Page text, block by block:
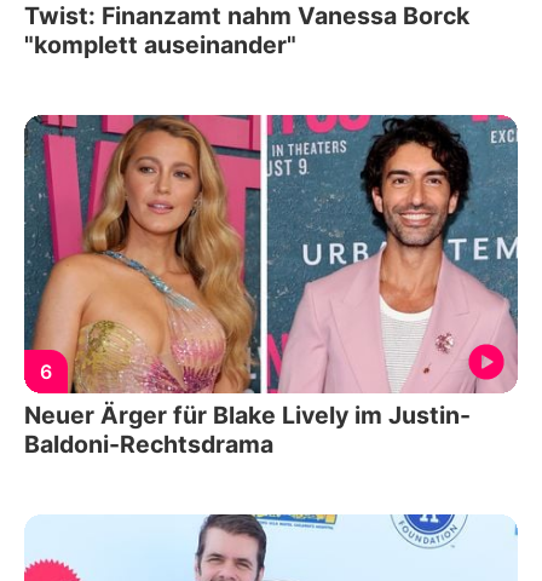
Twist: Finanzamt nahm Vanessa Borck
"komplett auseinander"
6
Neuer Ärger für Blake Lively im Justin-
Baldoni-Rechtsdrama